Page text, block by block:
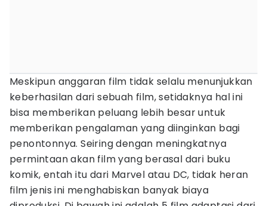
Meskipun anggaran film tidak selalu menunjukkan
keberhasilan dari sebuah film, setidaknya hal ini
bisa memberikan peluang lebih besar untuk
memberikan pengalaman yang diinginkan bagi
penontonnya. Seiring dengan meningkatnya
permintaan akan film yang berasal dari buku
komik, entah itu dari Marvel atau DC, tidak heran
film jenis ini menghabiskan banyak biaya